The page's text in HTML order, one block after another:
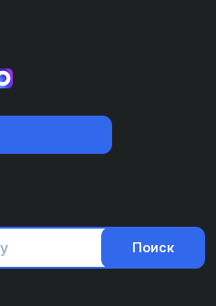
Поиск